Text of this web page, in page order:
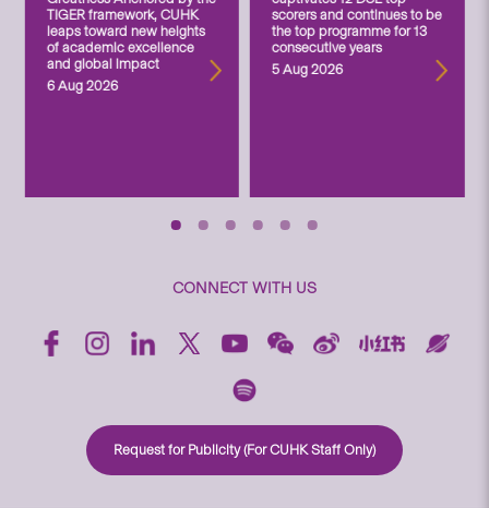
TIGER framework, CUHK
leaps toward new heights
of academic excellence
and global impact
6 Aug 2026
scorers and continues to be
the top programme for 13
consecutive years
5 Aug 2026
CONNECT WITH US
Request for Publicity (For CUHK Staff Only)